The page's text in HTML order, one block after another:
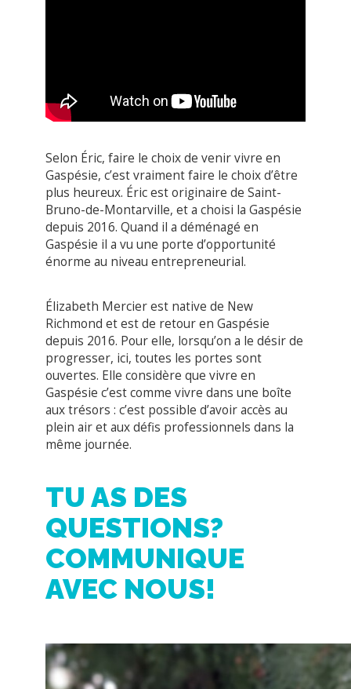
Bruno-de-Montarville, et a choisi la Gaspésie
depuis 2016. Quand il a déménagé en
énorme au niveau entrepreneurial.
Élizabeth Mercier est native de New
Richmond et est de retour en Gaspésie
depuis 2016. Pour elle, lorsqu’on a le désir de
progresser, ici, toutes les portes sont
ouvertes. Elle considère que vivre en
aux trésors : c’est possible d’avoir accès au
plein air et aux défis professionnels dans la
même journée.
TU AS DES
QUESTIONS?
COMMUNIQUE
Previous
Next